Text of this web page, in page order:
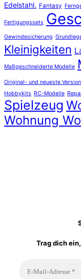
Edelstahl. Fantasy
Fertigungssets
Gewindesicherung
Kleinigkeiten
Maßgeschneiderte Modelle
Original- und neueste
Hobbykits RC-Modelle
Spielzeug
Wohnung
Trag dich